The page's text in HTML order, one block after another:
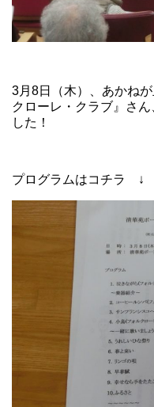
3月8日（木）、あかね
クローレ・クラブ』さ
した！
プログラムはコチラ ↓